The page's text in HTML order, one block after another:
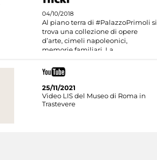
04/10/2018
Al piano terra di #PalazzoPrimoli si
trova una collezione di opere
d’arte, cimeli napoleonici,
memorie familiari. La
25/11/2021
Video LIS del Museo di Roma in
Trastevere